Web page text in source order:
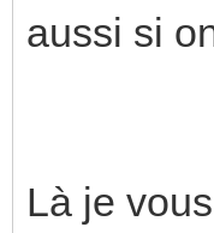
aussi si
Là je